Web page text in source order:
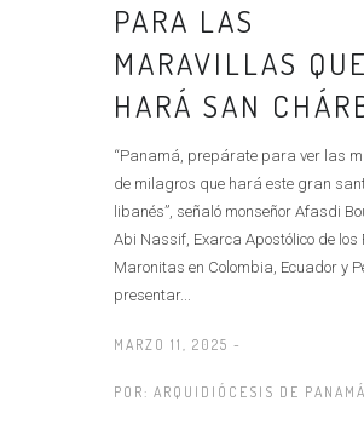
PARA LAS
MARAVILLAS QUE
HARÁ SAN
“Panamá, prepárate para ver las
de milagros que hará este gran
libanés”, señaló monseñor Afasdi
Abi Nassif, Exarca Apostólico de los
Maronitas en Colombia, Ecuador y
presentar...
MARZO 11, 2025 -
POR: ARQUIDIÓCESIS DE PANAMÁ